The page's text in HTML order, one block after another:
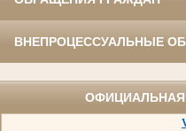
ВНЕПРОЦЕССУАЛЬНЫЕ
ОФИЦИАЛЬНАЯ